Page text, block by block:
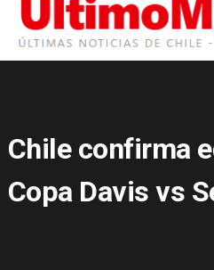
Chile confirma
Copa Davis vs